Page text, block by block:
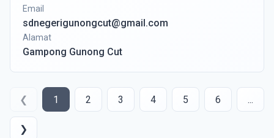
Email
sdnegerigunongcut@gmail.com
Alamat
Gampong Gunong Cut
❮ 1 2 3 4 5 6 ...
❯